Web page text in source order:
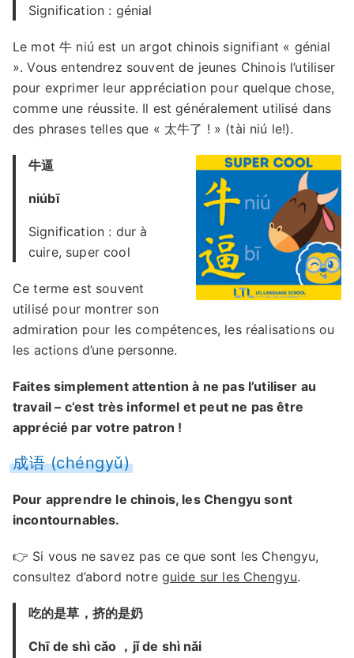
Signification : génial
Le mot 牛 niú est un argot chinois signifiant « génial
». Vous entendrez souvent de jeunes Chinois l’utiliser
pour exprimer leur appréciation pour quelque chose,
comme une réussite. Il est généralement utilisé dans
des phrases telles que « 太牛了 ! » (tài niú le!).
牛逼
niúbī
Signification : dur à
cuire, super cool
Ce terme est souvent
utilisé pour montrer son
admiration pour les compétences, les réalisations ou
les actions d’une personne.
Faites simplement attention à ne pas l’utiliser au
travail – c’est très informel et peut ne pas être
apprécié par votre patron !
成语 (chéngyǔ)
Pour apprendre le chinois, les Chengyu sont
incontournables.
👉 Si vous ne savez pas ce que sont les Chengyu,
consultez d’abord notre guide sur les Chengyu.
吃的是草，挤的是奶
Chī de shì cǎo ，jǐ de shì nǎi